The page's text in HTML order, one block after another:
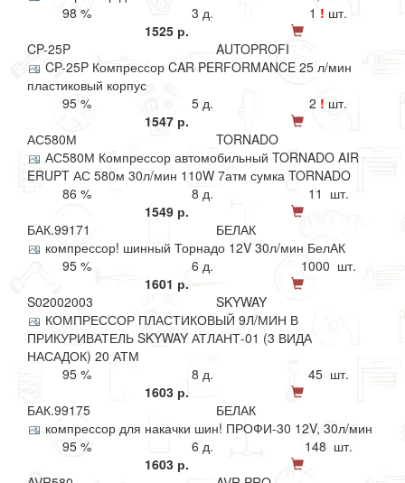
98 %
3 д. 1 ! шт.
1525 р.
CP-25P
AUTOPROFI
CP-25P Компрессор CAR PERFORMANCE 25 л/мин
пластиковый корпус
95 %
5 д. 2 ! шт.
1547 р.
АС580М
TORNADO
АС580М Компрессор автомобильный TORNADO AIR
ERUPT АС 580м 30л/мин 110W 7атм сумка TORNADO
86 %
8 д.
11 шт.
1549 р.
БАК.99171
БЕЛАК
компрессор! шинный Торнадо 12V 30л/мин БелАК
95 %
6 д.
1000 шт.
1601 р.
S02002003
SKYWAY
КОМПРЕССОР ПЛАСТИКОВЫЙ 9Л/МИН В
ПРИКУРИВАТЕЛЬ SKYWAY АТЛАНТ-01 (3 ВИДА
НАСАДОК) 20 АТМ
95 %
8 д.
45 шт.
1603 р.
БАК.99175
БЕЛАК
компрессор для накачки шин! ПРОФИ-30 12V, 30л/мин
95 %
6 д.
148 шт.
1603 р.